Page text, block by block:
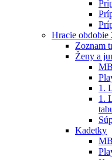
Hracie obdobie
Zoznam
Ženy a
1.
1.
Kadetky